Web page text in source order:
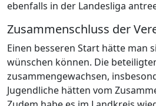
ebenfalls in der Landesliga
Zusammenschluss der
Einen besseren Start hätte man
wünschen können. Die
zusammengewachsen,
Jugendliche hätten vom